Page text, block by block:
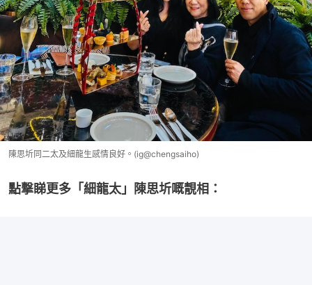
陳思圻同二太及細龍生感情良好。(ig@chengsaiho)
點撃睇更多「細龍太」陳思圻嘅靚相：